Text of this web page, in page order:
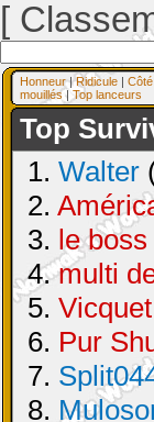
[
Honneur|Ridicule |
mouillés| Top lanceurs
Top
1. Walter
2.
3. le boss
4.multi
5. Vicquet
6. Pur
7.
8.